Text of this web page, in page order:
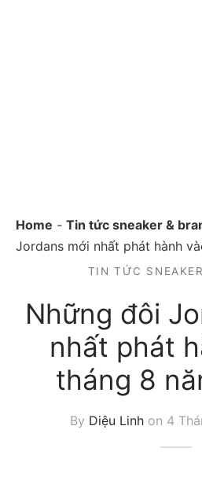
Home - Tin tức sneaker &
Jordans mới nhất phát hành
TIN TỨC
Những đôi
nhất phát
tháng 8
By Diệu Linhon 4